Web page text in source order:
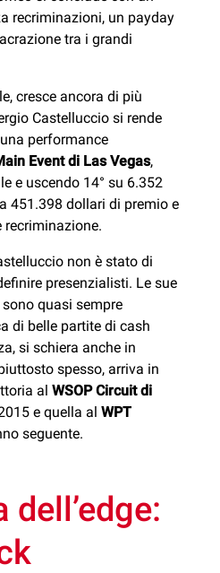
recriminazioni, un payday
tra i grandi
cresce ancora di più
Castelluccio si rende
performance
Event di Las Vegas,
e uscendo 14° su 6.352
451.398 dollari di premio e
non è stato di
presenzialisti. Le sue
quasi sempre
di belle partite di cash
si schiera anche in
spesso, arriva in
al WSOP Circuit di
e quella al WPT
seguente.
dell’edge: